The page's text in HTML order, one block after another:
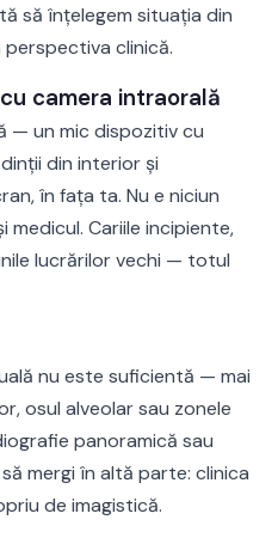
să înțelegem situația din
clinică.
camera intraorală
— un mic dispozitiv cu
din interior și
în fața ta. Nu e niciun
medicul. Cariile incipiente,
lucrărilor vechi — totul
nu este suficientă — mai
osul alveolar sau zonele
panoramică sau
mergi în altă parte: clinica
de imagistică.